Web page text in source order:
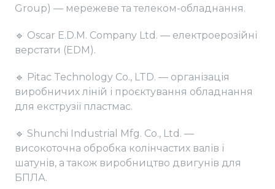
Group) — мережеве та телеком-обладнання.
🔹 Oscar E.D.M. Company Ltd. — електроерозійні
верстати (EDM).
🔹 Pitac Technology Co., LTD. — організація
виробничих ліній і проєктування обладнання
для екструзії пластмас.
🔹 Shunchi Industrial Mfg. Co., Ltd. —
високоточна обробка колінчастих валів і
шатунів, а також виробництво двигунів для
БПЛА.